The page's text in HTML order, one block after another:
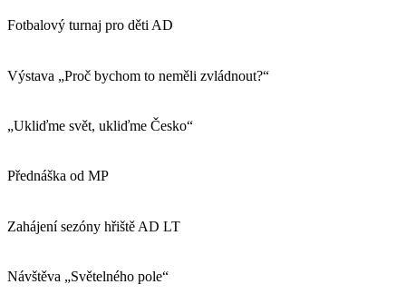
Fotbalový turnaj pro děti AD
Výstava „Proč bychom to neměli zvládnout?“
„Ukliďme svět, ukliďme Česko“
Přednáška od MP
Zahájení sezóny hřiště AD LT
Návštěva „Světelného pole“